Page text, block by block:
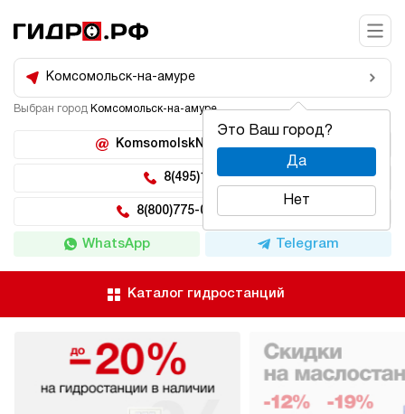
Комсомольск-на-амуре
Это Ваш город?
Да
Нет
Выбран город Комсомольск-на-амуре
KomsomolskNaAmure@hidro.ru
8(495)150-04-62
8(800)775-04-62 доб 222
WhatsApp Telegram
Каталог гидростанций